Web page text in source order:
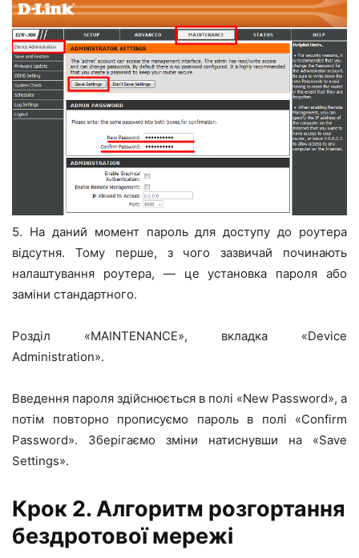
5. На даний момент пароль для доступу до роутера
відсутня. Тому перше, з чого зазвичай починають
налаштування роутера, — це установка пароля або
заміни стандартного.
Розділ «MAINTENANCE», вкладка «Device
Administration».
Введення пароля здійснюється в полі «New Password», а
потім повторно прописуємо пароль в полі «Confirm
Password». Зберігаємо зміни натиснувши на «Save
Settings».
Крок 2. Алгоритм розгортання
бездротової мережі